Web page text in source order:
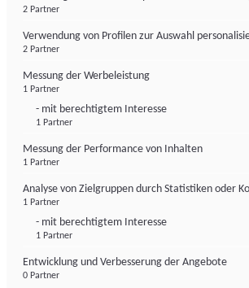
2 Partner
Verwendung von Profilen zur Auswahl
2 Partner
Messung der Werbeleistung
1 Partner
- mit berechtigtem Interesse
1 Partner
Messung der Performance von Inhalten
1 Partner
Analyse von Zielgruppen durch Statistiken oder
1 Partner
- mit berechtigtem Interesse
1 Partner
Entwicklung und Verbesserung der Angebote
0 Partner